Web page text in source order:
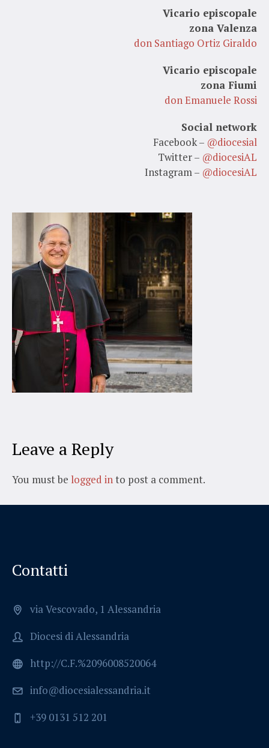
Vicario episcopale
zona Valenza
don Santiago Ortiz Giraldo
Vicario episcopale
zona Fiumi
don Emanuele Rossi
Social network
Facebook – @diocesial
Twitter – @diocesiAL
Instagram – @diocesiAL
Leave a Reply
You must be logged into post a comment.
Contatti
via Vescovado, 1 Alessandria
Diocesi di Alessandria
http://C.F.%2096008520064
info@diocesialessandria.it
+39 0131 512 201